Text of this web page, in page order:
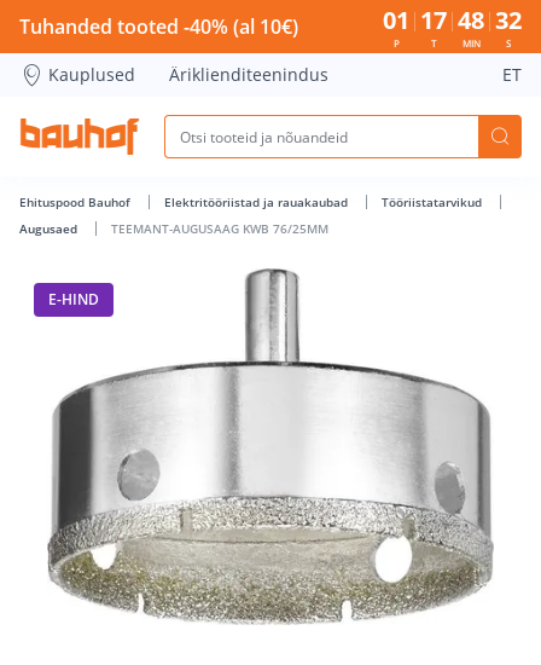
TEEMANT-AUGUSAAG KWB 76/25MM - Bauhof has loaded
Tuhanded tooted -40% (al 10€) 01
P
17
T
48
MIN
31
S
Kauplused Äriklienditeenindus ET
Ehituspood Bauhof Elektritööriistad ja rauakaubad
Tööriistatarvikud
Augusaed
TEEMANT-AUGUSAAG KWB 76/25MM
E-HIND